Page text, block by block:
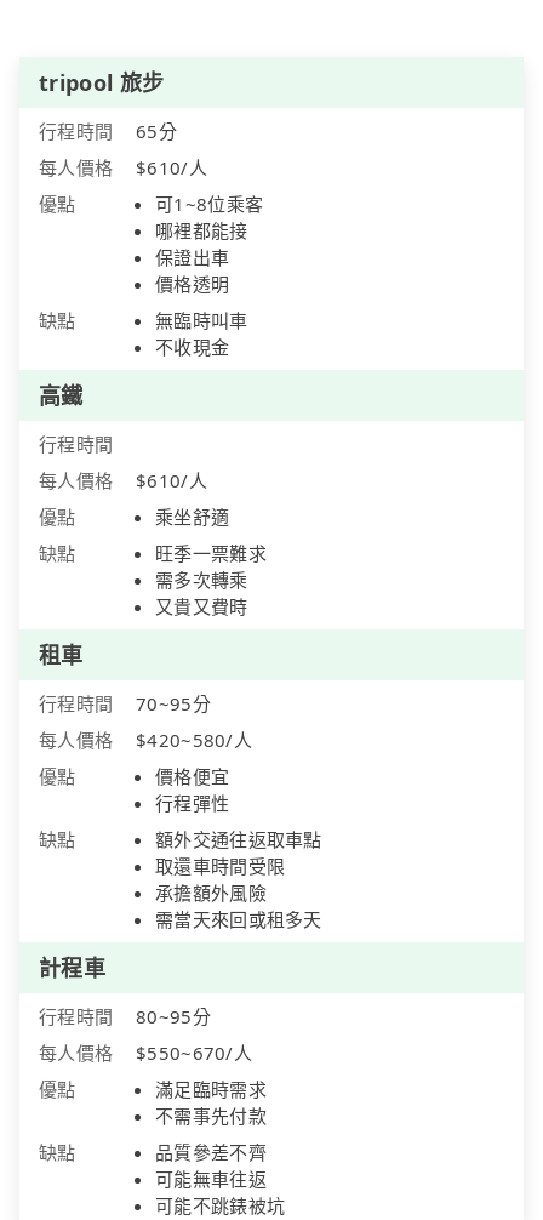
tripool 旅步
行程時間
65分
每人價格
$610/人
優點
可1~8位乘客
哪裡都能接
保證出車
價格透明
缺點
無臨時叫車
不收現金
高鐵
行程時間
每人價格
$610/人
優點
乘坐舒適
缺點
旺季一票難求
需多次轉乘
又貴又費時
租車
行程時間
70~95分
每人價格
$420~580/人
優點
價格便宜
行程彈性
缺點
額外交通往返取車點
取還車時間受限
承擔額外風險
需當天來回或租多天
計程車
行程時間
80~95分
每人價格
$550~670/人
優點
滿足臨時需求
不需事先付款
缺點
品質參差不齊
可能無車往返
可能不跳錶被坑